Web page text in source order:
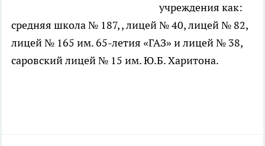
учреждения как:
средняя школа № 187, , лицей № 40, лицей № 82,
лицей № 165 им. 65-летия «ГАЗ» и лицей № 38,
саровский лицей № 15 им. Ю.Б. Харитона.